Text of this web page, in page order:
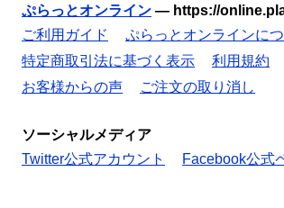
ぷらっとオンライン — https://
ご利用ガイド
ぷらっとオンラインに
特定商取引法に基づく表示
利用規約
お客様からの声
ご注文の取り消し
ソーシャルメディア
Twitter公式アカウント
Facebook公式